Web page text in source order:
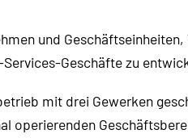
und Geschäftseinheiten,
Geschäfte zu
mit drei Gewerken
operierenden